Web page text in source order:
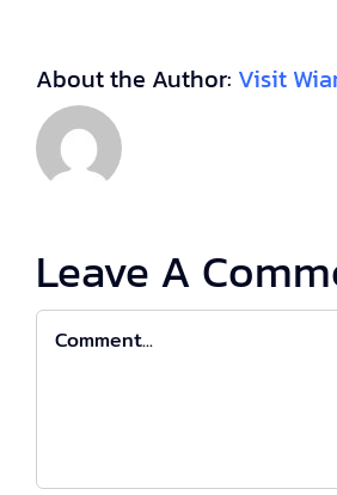
About the Author: Visit
Leave A
Comment